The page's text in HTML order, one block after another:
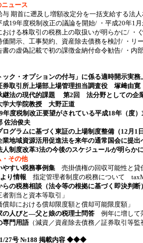
ュース
与 期首に遡及し増額改定分を一括支給する法
成19年度税制改正の議論を開始/ ・平成20年1
おける株取引の税務上の取扱いが明らかに/ ・
価開示、工事契約、資産除去債務を検討/ ・リ
書の虚偽記載で初の課徴金納付命令勧告/ ・内
ック・オプションの付与」に係る適時開示実務
券取引所上場部上場管理担当調査役 塚﨑
継法の現代的課題 第2回 法分野としての企
大学院教授 大野正道
年度税制改正要望がされている平成18年（度
佐治俊夫
ログラムに基づく東証の上場制度整備（12月
業地域資源活用促進法を来年の通常国会に提
人制度改革3法の今後のスケジュールが明ら
その他
やすい税務事例集 売掛債権の回収可能性と
り情報 指定管理者制度の税務について
らの税務相談（法令等の根拠に基づく即決判断
割当と資本等取引」
却における償却限度額と償却可能限度額」
の人びと―父と娘の税理士問答 例年に増して
専門用語（減資／資産除去債務／証券取引等監
号 №188 掲載内容 ◆◆◆